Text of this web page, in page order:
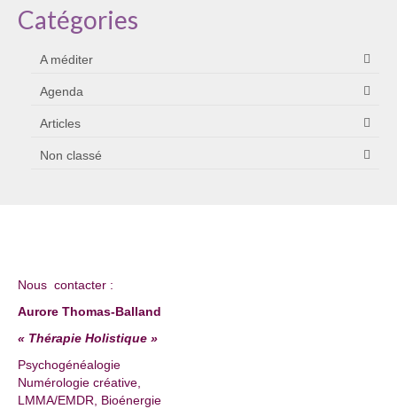
Catégories
A méditer
Agenda
Articles
Non classé
Nous contacter :
Aurore Thomas-Balland
« Thérapie Holistique »
Psychogénéalogie
Numérologie créative,
LMMA/EMDR, Bioénergie